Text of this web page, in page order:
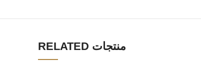
RELATED منتجات